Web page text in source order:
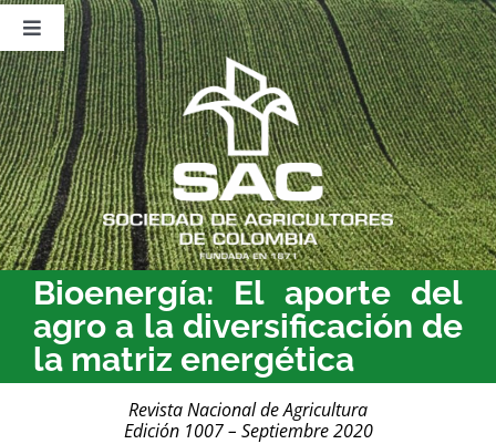
Saltar
contenido
Toggle
Navigation
Nosotros
Publicaciones
Sala de Prensa
Eventos
Bioenergía: El aporte del
agro a la diversificación de
la matriz energética
Revista Nacional de Agricultura
Edición 1007 – Septiembre 2020